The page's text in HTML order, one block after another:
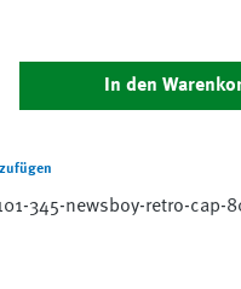
Gib denIn den
345-newsboy-retro-cap-